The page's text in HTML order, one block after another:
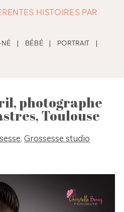
HISTOIRES PAR
❘ BÉBÉ ❘ PORTRAIT ❘
photographe
Toulouse
, Grossesse studio